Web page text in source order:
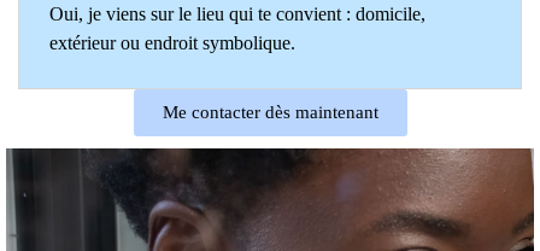
Oui, je viens sur le lieu qui te convient : domicile,
extérieur ou endroit symbolique.
Me contacter dès maintenant